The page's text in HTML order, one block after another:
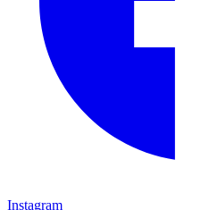
Instagram